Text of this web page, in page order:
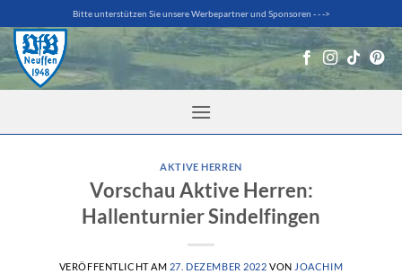
Inhalt
springen
Bitte unterstützen Sie unsere Werbepartner und Sponsoren - - ->
AKTIVE HERREN
Vorschau Aktive Herren:
Hallenturnier Sindelfingen
VERÖFFENTLICHT AM 27. DEZEMBER 2022 VON JOACHIM